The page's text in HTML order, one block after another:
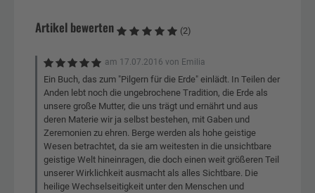
Artikel bewerten (2)
am 17.07.2016 von Emilia
Ein Buch, das zum "Pilgern für die Erde" einlädt. In Teilen der
Anden lebt noch die ungebrochene Tradition, die Erde als
unsere große Mutter, die uns trägt und ernährt und aus
deren Materie wir ja selbst bestehen, mit Gaben und
Zeremonien zu ehren. Berge werden als hohe geistige
Wesen betrachtet, da sie am weitesten in die unsichtbare
geistige Welt hineinragen, die doch einen weit größeren Teil
unserer Wirklichkeit ausmacht als alles Sichtbare. Die
heilige Wechselseitigkeit unter den Menschen und